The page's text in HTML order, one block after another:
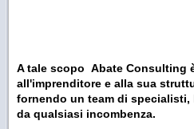
A tale scopo Abate Consulting
all'imprenditore e alla sua
fornendo un team di
da qualsiasi incombenza.